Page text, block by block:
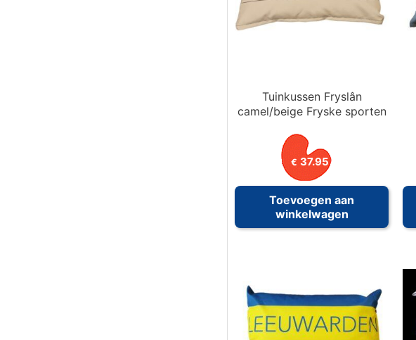
Tuinkussen Fryslân
camel/beige Fryske sporten
€ 37.95
Toevoegen aan
winkelwagen